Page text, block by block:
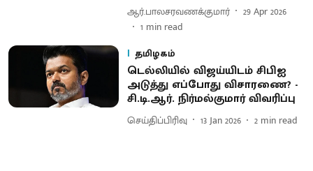
ஆர்.பாலசரவணக்குமார்
29 Apr 2026
1 min read
தமிழகம்
டெல்லியில் விஜய்யிடம் சிபிஐ
அடுத்து எப்போது விசாரணை? -
சி.டி.ஆர். நிர்மல்குமார் விவரிப்பு
செய்திப்பிரிவு 13 Jan 2026 2 min read